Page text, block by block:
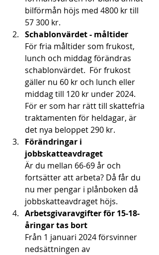
bilförmån höjs med 4800 kr till
57 300 kr.
Schablonvärdet - måltider
För fria måltider som frukost,
lunch och middag förändras
schablonvärdet.  För frukost
gäller nu 60 kr och lunch eller
middag till 120 kr under 2024.
För er som har rätt till skattefria
traktamenten för heldagar, är
det nya beloppet 290 kr.
Förändringar i
jobbskatteavdraget
Är du mellan 66-69 år och
fortsätter att arbeta? Då får du
nu mer pengar i plånboken då
jobbskatteavdraget höjs.
Arbetsgivaravgifter för 15-18-
åringar tas bort
Från 1 januari 2024 försvinner
nedsättningen av